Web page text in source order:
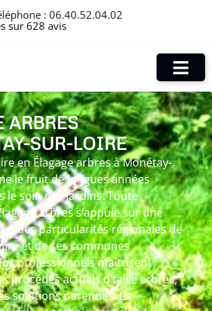
: 06.40.52.04.02
sur 628 avis
ARBRES
SUR-LOIRE
en Élagage arbres à Monétay-
le fruit de longues années
le soin des jardins. Toute
arbres s’appuie sur une
des particularités régionales de
et de ses communes
professionnels maîtrisent
procédés actuels d’taille arbres,
solutions pérennes. La